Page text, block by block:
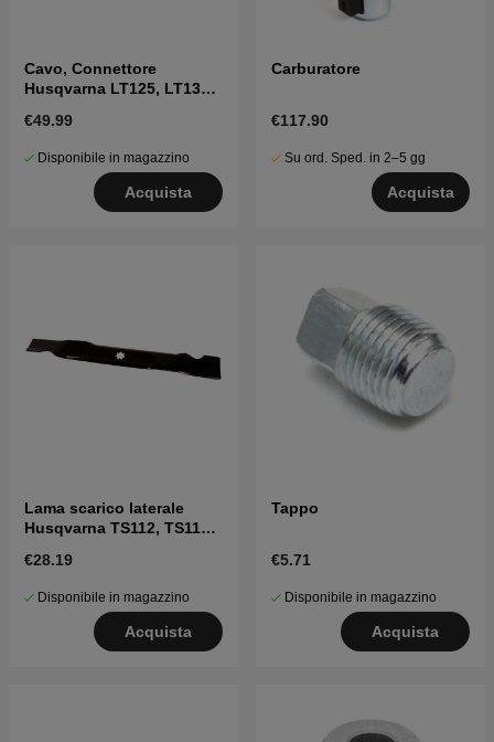
Cavo, Connettore
Husqvarna LT125, LT130,
€49.99
Disponibile in magazzino
Acquista
Carburatore
€117.90
Su ord. Sped. in 2–5 gg
Acquista
Lama scarico laterale
Husqvarna TS112, TS114,
€28.19
Disponibile in magazzino
Acquista
Tappo
€5.71
Disponibile in magazzino
Acquista